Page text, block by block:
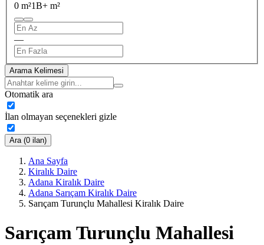
0 m²1B+ m²
—
Arama Kelimesi
Otomatik ara
İlan olmayan seçenekleri gizle
Ara (0 ilan)
Ana Sayfa
Kiralık Daire
Adana Kiralık Daire
Adana Sarıçam Kiralık Daire
Sarıçam Turunçlu Mahallesi Kiralık Daire
Sarıçam Turunçlu Mahallesi